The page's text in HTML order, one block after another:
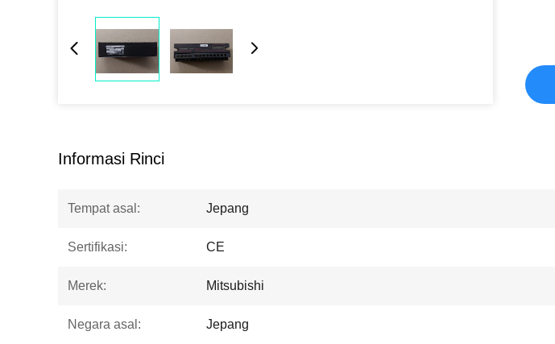
Informasi Rinci
Tempat asal: Jepang
Sertifikasi: CE
Merek: Mitsubishi
Negara asal: Jepang